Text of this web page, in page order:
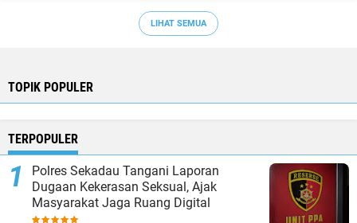
LIHAT SEMUA
TOPIK POPULER
TERPOPULER
Polres Sekadau Tangani Laporan
Dugaan Kekerasan Seksual, Ajak
Masyarakat Jaga Ruang Digital